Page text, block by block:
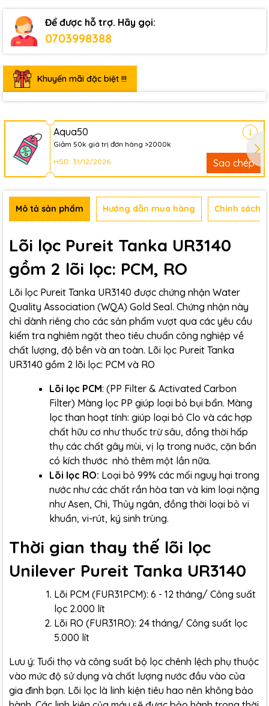
Để được hỗ trợ. Hãy gọi:
0703998388
Khuyến mãi đặc biệt !!!
Aqua50
Giảm 50k giá trị đơn hàng >2000k
HSD: 31/12/2026
Sao chép
Mô tả sản phẩm Hướng dẫn mua hàng Chính sách
Lõi lọc Pureit Tanka UR3140
gồm 2 lõi lọc: PCM, RO
Lõi lọc Pureit Tanka UR3140 được chứng nhận Water
Quality Association (WQA) Gold Seal. Chứng nhận này
chỉ dành riêng cho các sản phẩm vượt qua các yêu cầu
kiểm tra nghiêm ngặt theo tiêu chuẩn công nghiệp về
chất lượng, độ bền và an toàn. Lõi lọc Pureit Tanka
UR3140 gồm 2 lõi lọc: PCM và RO
Lõi lọc PCM: (PP Filter & Activated Carbon
Filter) Màng lọc PP giúp loại bỏ bụi bẩn. Màng
lọc than hoạt tính: giúp loại bỏ Clo và các hợp
chất hữu cơ như thuốc trừ sâu, đồng thời hấp
thụ các chất gây mùi, vị lạ trong nuớc, cặn bẩn
có kích thước nhỏ thêm một lần nữa.
Lõi lọc RO: Loại bỏ 99% các mối nguy hại trong
nước như các chất rắn hòa tan và kim loại nặng
như Asen, Chì, Thủy ngân, đồng thời loại bỏ vi
khuẩn, vi-rút, ký sinh trùng.
Thời gian thay thế lõi lọc
Unilever Pureit Tanka UR3140
Lõi PCM (FUR31PCM): 6 - 12 tháng/ Công suất
lọc 2.000 lít
Lõi RO (FUR31RO): 24 tháng/ Công suất lọc
5.000 lít
Lưu ý: Tuổi thọ và công suất bộ lọc chênh lệch phụ thuộc
vào mức độ sử dụng và chất lượng nước đầu vào của
gia đình bạn. Lõi lọc là linh kiện tiêu hao nên không bảo